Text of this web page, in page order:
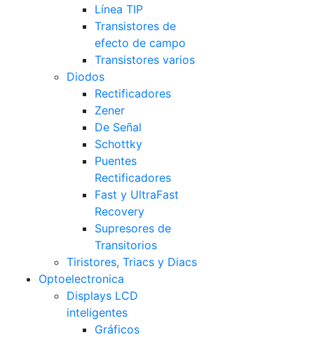
Línea TIP
Transistores de
efecto de campo
Transistores varios
Diodos
Rectificadores
Zener
De Señal
Schottky
Puentes
Rectificadores
Fast y UltraFast
Recovery
Supresores de
Transitorios
Tiristores, Triacs y Diacs
Optoelectronica
Displays LCD
inteligentes
Gráficos